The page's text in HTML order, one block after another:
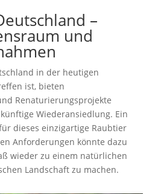
–
und
in der heutigen
ist, bieten
Renaturierungsprojekte
Wiederansiedlung. Ein
dieses einzigartige Raubtier
Anforderungen könnte dazu
wieder zu einem natürlichen
Landschaft zu machen.